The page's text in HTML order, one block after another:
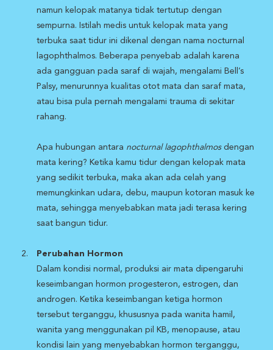
namun kelopak matanya tidak tertutup dengan
sempurna. Istilah medis untuk kelopak mata yang
terbuka saat tidur ini dikenal dengan nama nocturnal
lagophthalmos. Beberapa penyebab adalah karena
ada gangguan pada saraf di wajah, mengalami Bell’s
Palsy, menurunnya kualitas otot mata dan saraf mata,
atau bisa pula pernah mengalami trauma di sekitar
rahang.
Apa hubungan antara nocturnal lagophthalmosdengan
mata kering? Ketika kamu tidur dengan kelopak mata
yang sedikit terbuka, maka akan ada celah yang
memungkinkan udara, debu, maupun kotoran masuk ke
mata, sehingga menyebabkan mata jadi terasa kering
saat bangun tidur.
Perubahan Hormon
Dalam kondisi normal, produksi air mata dipengaruhi
keseimbangan hormon progesteron, estrogen, dan
androgen. Ketika keseimbangan ketiga hormon
tersebut terganggu, khususnya pada wanita hamil,
wanita yang menggunakan pil KB, menopause, atau
kondisi lain yang menyebabkan hormon terganggu,